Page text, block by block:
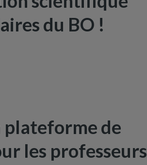
du BO !
plateforme de
les professeurs